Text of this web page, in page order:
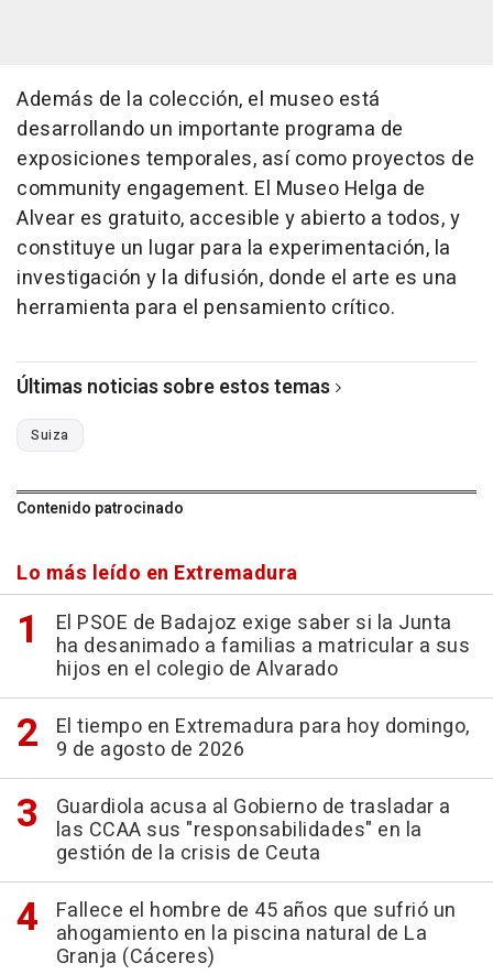
Además de la colección, el museo está
desarrollando un importante programa de
exposiciones temporales, así como proyectos de
community engagement. El Museo Helga de
Alvear es gratuito, accesible y abierto a todos, y
constituye un lugar para la experimentación, la
investigación y la difusión, donde el arte es una
herramienta para el pensamiento crítico.
Últimas noticias sobre estos temas
Suiza
Contenido patrocinado
Lo más leído en Extremadura
El PSOE de Badajoz exige saber si la Junta
ha desanimado a familias a matricular a sus
hijos en el colegio de Alvarado
El tiempo en Extremadura para hoy domingo,
9 de agosto de 2026
Guardiola acusa al Gobierno de trasladar a
las CCAA sus "responsabilidades" en la
gestión de la crisis de Ceuta
Fallece el hombre de 45 años que sufrió un
ahogamiento en la piscina natural de La
Granja (Cáceres)